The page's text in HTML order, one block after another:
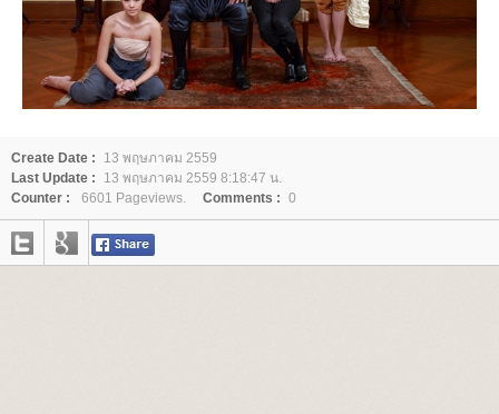
Create Date :
13 พฤษภาคม 2559
Last Update :
13 พฤษภาคม 2559 8:18:47 น.
Counter :
6601 Pageviews. Comments : 0